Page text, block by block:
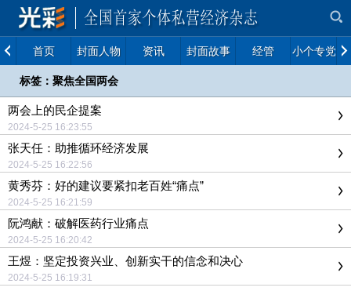
首页 封面人物 资讯 封面故事 经管 小个专党建
标签：聚焦全国两会
两会上的民企提案
2024-5-25 16:23:55
张天任：助推循环经济发展
2024-5-25 16:22:56
黄秀芬：好的建议要紧扣老百姓“痛点”
2024-5-25 16:21:59
阮鸿献：破解医药行业痛点
2024-5-25 16:20:42
王煜：坚定投资兴业、创新实干的信念和决心
2024-5-25 16:19:31